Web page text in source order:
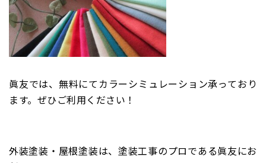
眞友では、無料にてカラーシミュレーション承っており
ます。ぜひご利用ください！
外装塗装・屋根塗装は、塗装工事のプロである眞友にお